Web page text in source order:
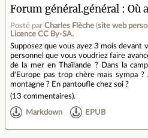
Forum général.général Où
Posté par Charles Flèche (site web
Licence CC By‑SA.
Supposez que vous ayez 3 mois devant
personnel que vous voudriez faire
de la mer en Thaïlande ? Dans la
d'Europe pas trop chère mais sympa
montagne ? En pantoufle chez soi ?
(13 commentaires).
Markdown EPUB